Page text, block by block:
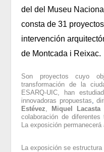
del del Museu
consta de 31
intervención
de Montcada i Reixac.
Son proyectos cuyo
transformación de la
ESARQ-UIC, han
innovadoras propuestas,
Estévez, Miquel Lacasta
colaboración de
La exposición
La exposición se